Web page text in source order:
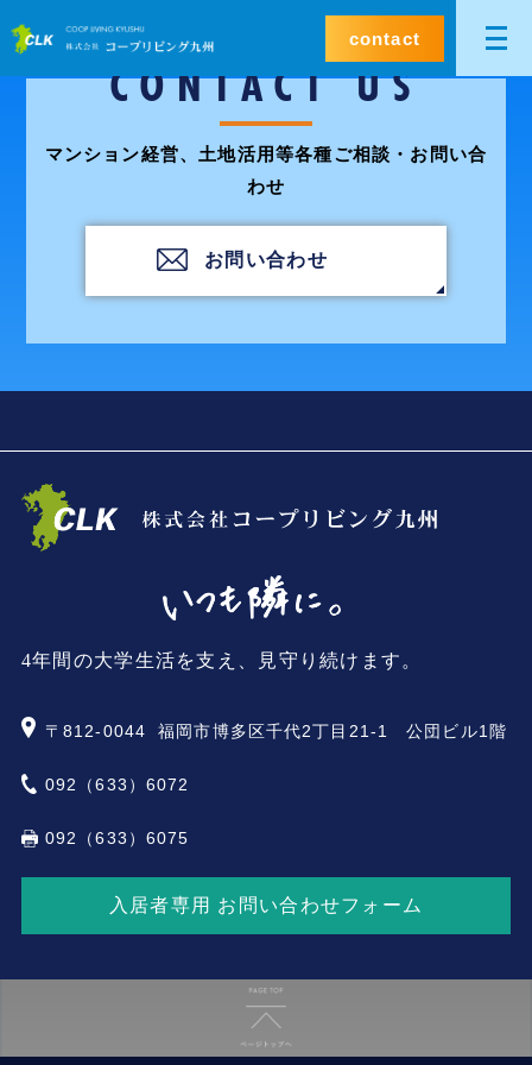
contact
CONTACT US
マンション経営、土地活用等各種ご相談・お問い合
わせ
お問い合わせ
4年間の大学生活を支え、見守り続けます。
〒812-0044 福岡市博多区千代2丁目21-1 公団ビル1階
092（633）6072
092（633）6075
入居者専用 お問い合わせフォーム